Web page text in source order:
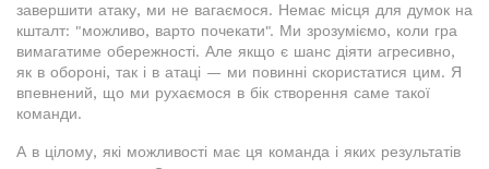
завершити атаку, ми не вагаємося. Немає місця для думок на
кшталт: "можливо, варто почекати". Ми зрозуміємо, коли гра
вимагатиме обережності. Але якщо є шанс діяти агресивно,
як в обороні, так і в атаці — ми повинні скористатися цим. Я
впевнений, що ми рухаємося в бік створення саме такої
команди.
А в цілому, які можливості має ця команда і яких результатів